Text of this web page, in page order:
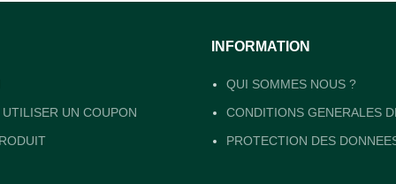
UN COUPON
INFORMATION
QUI SOMMES NOUS ?
CONDITIONS GENERALES
PROTECTION DES